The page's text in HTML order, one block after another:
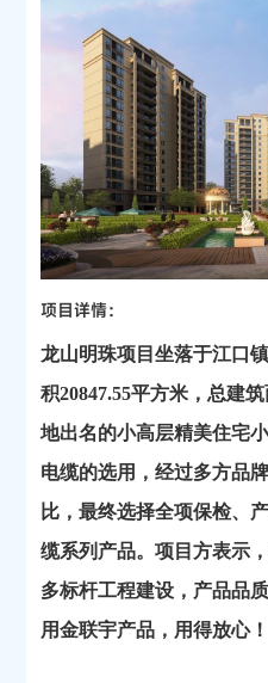
项目详情：
龙山明珠项目坐落于江口
积20847.55平方米，总建
地出名的小高层精美住宅
电缆的选用，经过多方品
比，最终选择全项保检、
缆系列产品。项目方表示
多标杆工程建设，产品品
用金联宇产品，用得放心！